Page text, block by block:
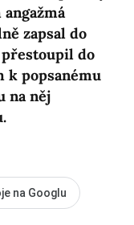
zapsal do
do
k popsanému
na něj
na Googlu